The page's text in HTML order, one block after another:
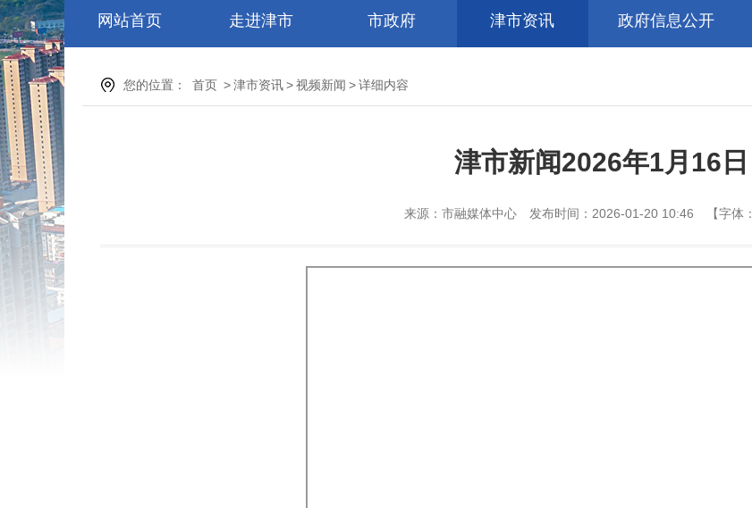
网站首页 走进津市 市政府 津市资讯 政府信息公开
您的位置： 首页 >津市资讯>视频新闻 >详细内容
津市新闻2026年1月16日
来源：市融媒体中心 发布时间：2026-01-20 10:46 【字体：